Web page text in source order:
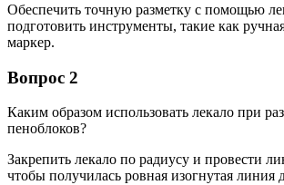
Обеспечить точную разметку с помощью
подготовить инструменты, такие как
маркер.
Вопрос 2
Каким образом использовать лекало при
пеноблоков?
Закрепить лекало по радиусу и провести
чтобы получилась ровная изогнутая линия